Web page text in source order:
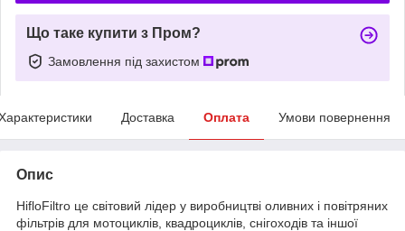
Що таке купити з Пром?
Замовлення під захистом
Доставка Оплата Умови повернення
Опис
HifloFiltro це світовий лідер у виробництві оливних і повітряних
фільтрів для мотоциклів, квадроциклів, снігоходів та іншої